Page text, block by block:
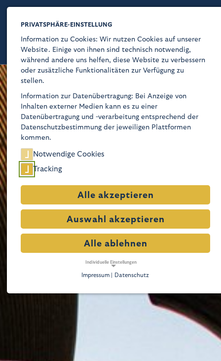
Kaiser-Wilhelm-Gedächtnis-Kirche
Über
Glaube
Programm
Besuch
Geschichte
PRIVATSPHÄRE-EINSTELLUNG
Information zu Cookies: Wir nutzen Cookies auf unserer
Website. Einige von ihnen sind technisch notwendig,
während andere uns helfen, diese Website zu verbessern
oder zusätzliche Funktionalitäten zur Verfügung zu
stellen.
Information zur Datenübertragung: Bei Anzeige von
Inhalten externer Medien kann es zu einer
Datenübertragung und -verarbeitung entsprechend der
Datenschutzbestimmung der jeweiligen Plattformen
kommen.
Notwendige Cookies
Tracking
Alle akzeptieren
Alle ablehnen
Auswahl akzeptieren
Individuelle Einstellungen
Funktionen und sind für die einwandfreie Funktion der
Impressum | Datenschutz